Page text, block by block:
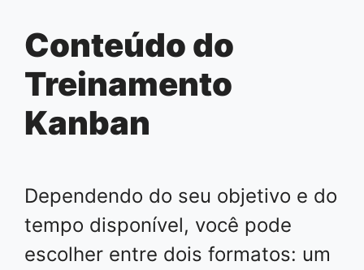
Conteúdo do
Treinamento
Kanban
Dependendo do seu objetivo e do
tempo disponível, você pode
escolher entre dois formatos: um